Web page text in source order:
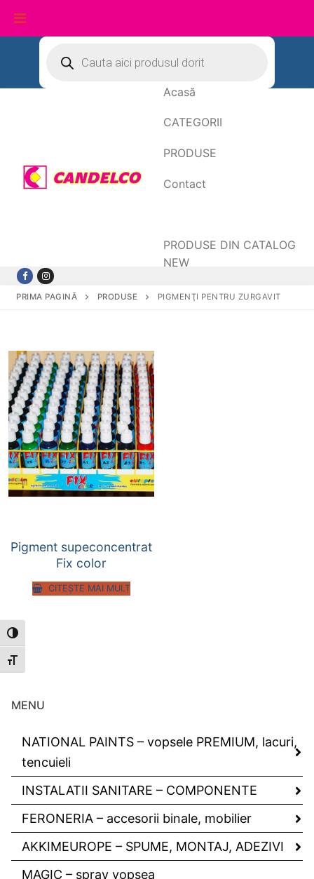
Toggle High Contrast
Toggle Font size
conținut
search
Acasă
CATEGORII
PRODUSE
Contact
PRODUSE DIN CATALOG
NEW
PRIMA PAGINĂ PRODUSE PIGMENŢI PENTRU ZURGAVIT
Pigment supeconcentrat
Fix color
CITEȘTE MAI MULT
MENU
NATIONAL PAINTS – vopsele PREMIUM, lacuri,
tencuieli
INSTALATII SANITARE – COMPONENTE
FERONERIA – accesorii binale, mobilier
AKKIMEUROPE – SPUME, MONTAJ, ADEZIVI
MAGIC – spray vopsea